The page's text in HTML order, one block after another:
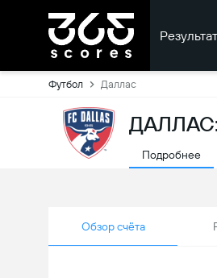
Футбол Даллас
Подробнее
Обзор счёта